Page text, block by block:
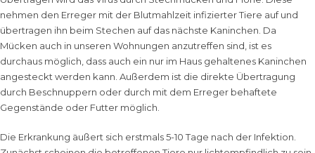
nehmen den Erreger mit der Blutmahlzeit infizierter Tiere auf und
übertragen ihn beim Stechen auf das nächste Kaninchen. Da
Mücken auch in unseren Wohnungen anzutreffen sind, ist es
durchaus möglich, dass auch ein nur im Haus gehaltenes Kaninchen
angesteckt werden kann. Außerdem ist die direkte Übertragung
durch Beschnuppern oder durch mit dem Erreger behaftete
Gegenstände oder Futter möglich.
Die Erkrankung äußert sich erstmals 5-10 Tage nach der Infektion.